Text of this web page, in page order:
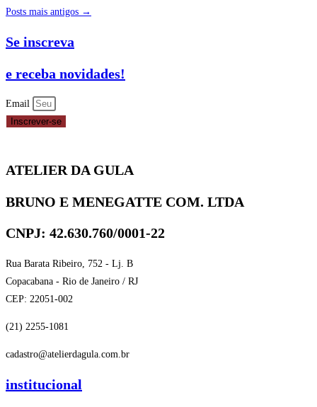
Posts mais antigos →
Se inscreva
e receba novidades!
Email
Inscrever-se
ATELIER DA GULA
BRUNO E MENEGATTE COM. LTDA
CNPJ: 42.630.760/0001-22
Rua Barata Ribeiro, 752 - Lj. B
Copacabana - Rio de Janeiro / RJ
CEP: 22051-002
(21) 2255-1081
cadastro@atelierdagula.com.br
institucional